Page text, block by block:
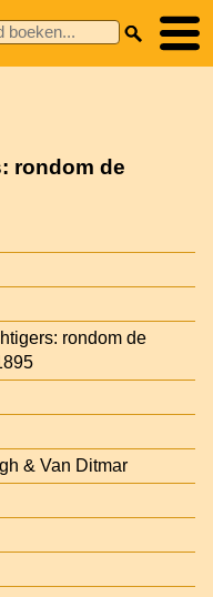
rondom de
rondom de
& Van Ditmar